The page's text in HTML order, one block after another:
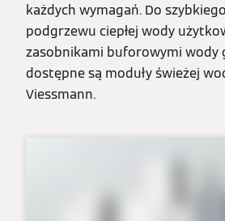
każdych wymagań. Do
podgrzewu ciepłej wody
zasobnikami buforowymi wody
dostępne są moduły świeżej
Viessmann.